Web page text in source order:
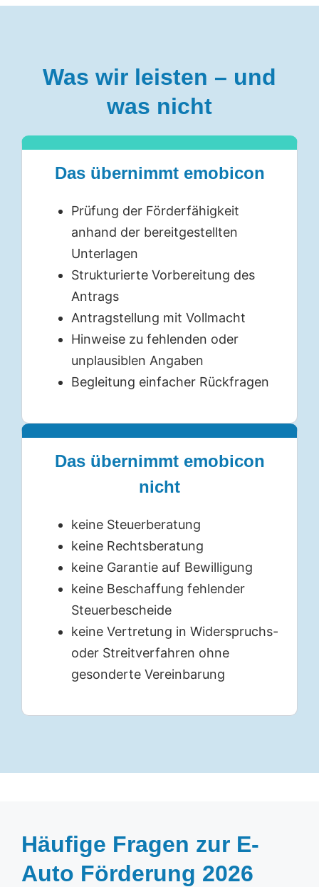
Was wir leisten – und
was nicht
Das übernimmt emobicon
Prüfung der Förderfähigkeit
anhand der bereitgestellten
Unterlagen
Strukturierte Vorbereitung des
Antrags
Antragstellung mit Vollmacht
Hinweise zu fehlenden oder
unplausiblen Angaben
Begleitung einfacher Rückfragen
Das übernimmt emobicon
nicht
keine Steuerberatung
keine Rechtsberatung
keine Garantie auf Bewilligung
keine Beschaffung fehlender
Steuerbescheide
keine Vertretung in Widerspruchs-
oder Streitverfahren ohne
gesonderte Vereinbarung
Häufige Fragen zur E-
Auto Förderung 2026